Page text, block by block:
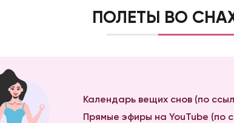
ПОЛЕТЫ ВО
Календарь вещих снов (по
Прямые эфиры на YouTube (по